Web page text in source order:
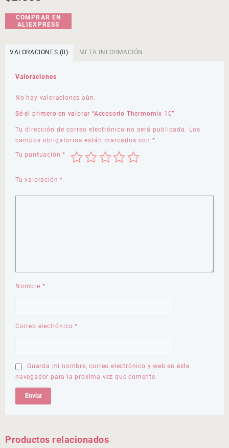
COMPRAR EN
ALIEXPRESS
VALORACIONES (0) META INFORMACIÓN
Valoraciones
No hay valoraciones aún.
Sé el primero en valorar “Accesorio Thermomix 10”
Tu dirección de correo electrónico no será publicada. Los
campos obligatorios están marcados con *
Tu puntuación*
Tu valoración*
Nombre *
Correo electrónico*
Guarda mi nombre, correo electrónico y web en este
navegador para la próxima vez que comente.
Productos relacionados